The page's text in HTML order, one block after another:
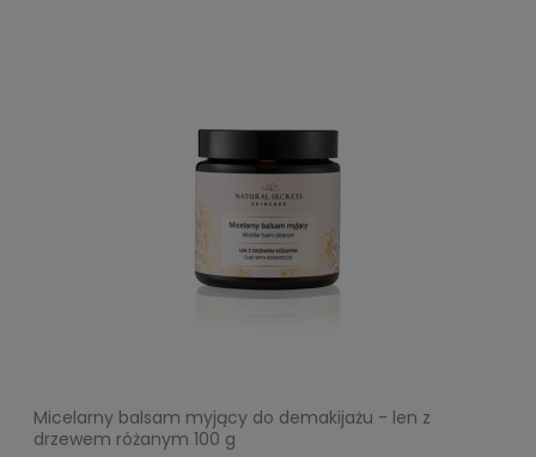
Micelarny balsam myjący do demakijażu - len z
drzewem różanym 100 g